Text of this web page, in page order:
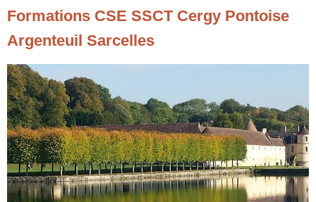
Formations CSE SSCT Cergy Pontoise
Argenteuil Sarcelles